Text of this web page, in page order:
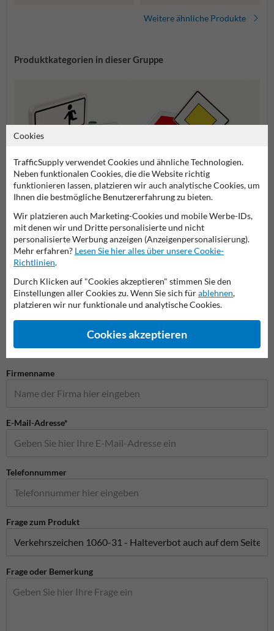
Weitere ähnliche Produkte
Produktkategorien in dieser Gruppe
Zusatzzeichen Vorfahrtsschilder
Verkehrsschilder
Stellen Sie Ihre Frage an Verkehrsschildkaufen.de
Name*
Firmenname
E-Mail-Adresse*
Telefonnummer
Frage zum Produkt
Frage oder Bemerkung
Cookies
TrafficSupply verwendet Cookies und ähnliche Technologien.
Neben funktionalen Cookies, die die Website richtig
funktionieren lassen, platzieren wir auch analytische Cookies, um
Ihnen die bestmögliche Benutzererfahrung zu bieten.
Wir platzieren auch Marketing-Cookies und mobile Werbe-IDs,
mit denen wir und Dritte personalisierte und nicht
personalisierte Werbung anzeigen (Anzeigenpersonalisierung).
Mehr erfahren? Lesen Sie hier alles über unsere Cookie-
Richtlinien.
Durch Klicken auf "Cookies akzeptieren" stimmen Sie den
Einstellungen aller Cookies zu. Wenn Sie sich fürablehnen,
platzieren wir nur funktionale und analytische Cookies.
Cookies akzeptieren